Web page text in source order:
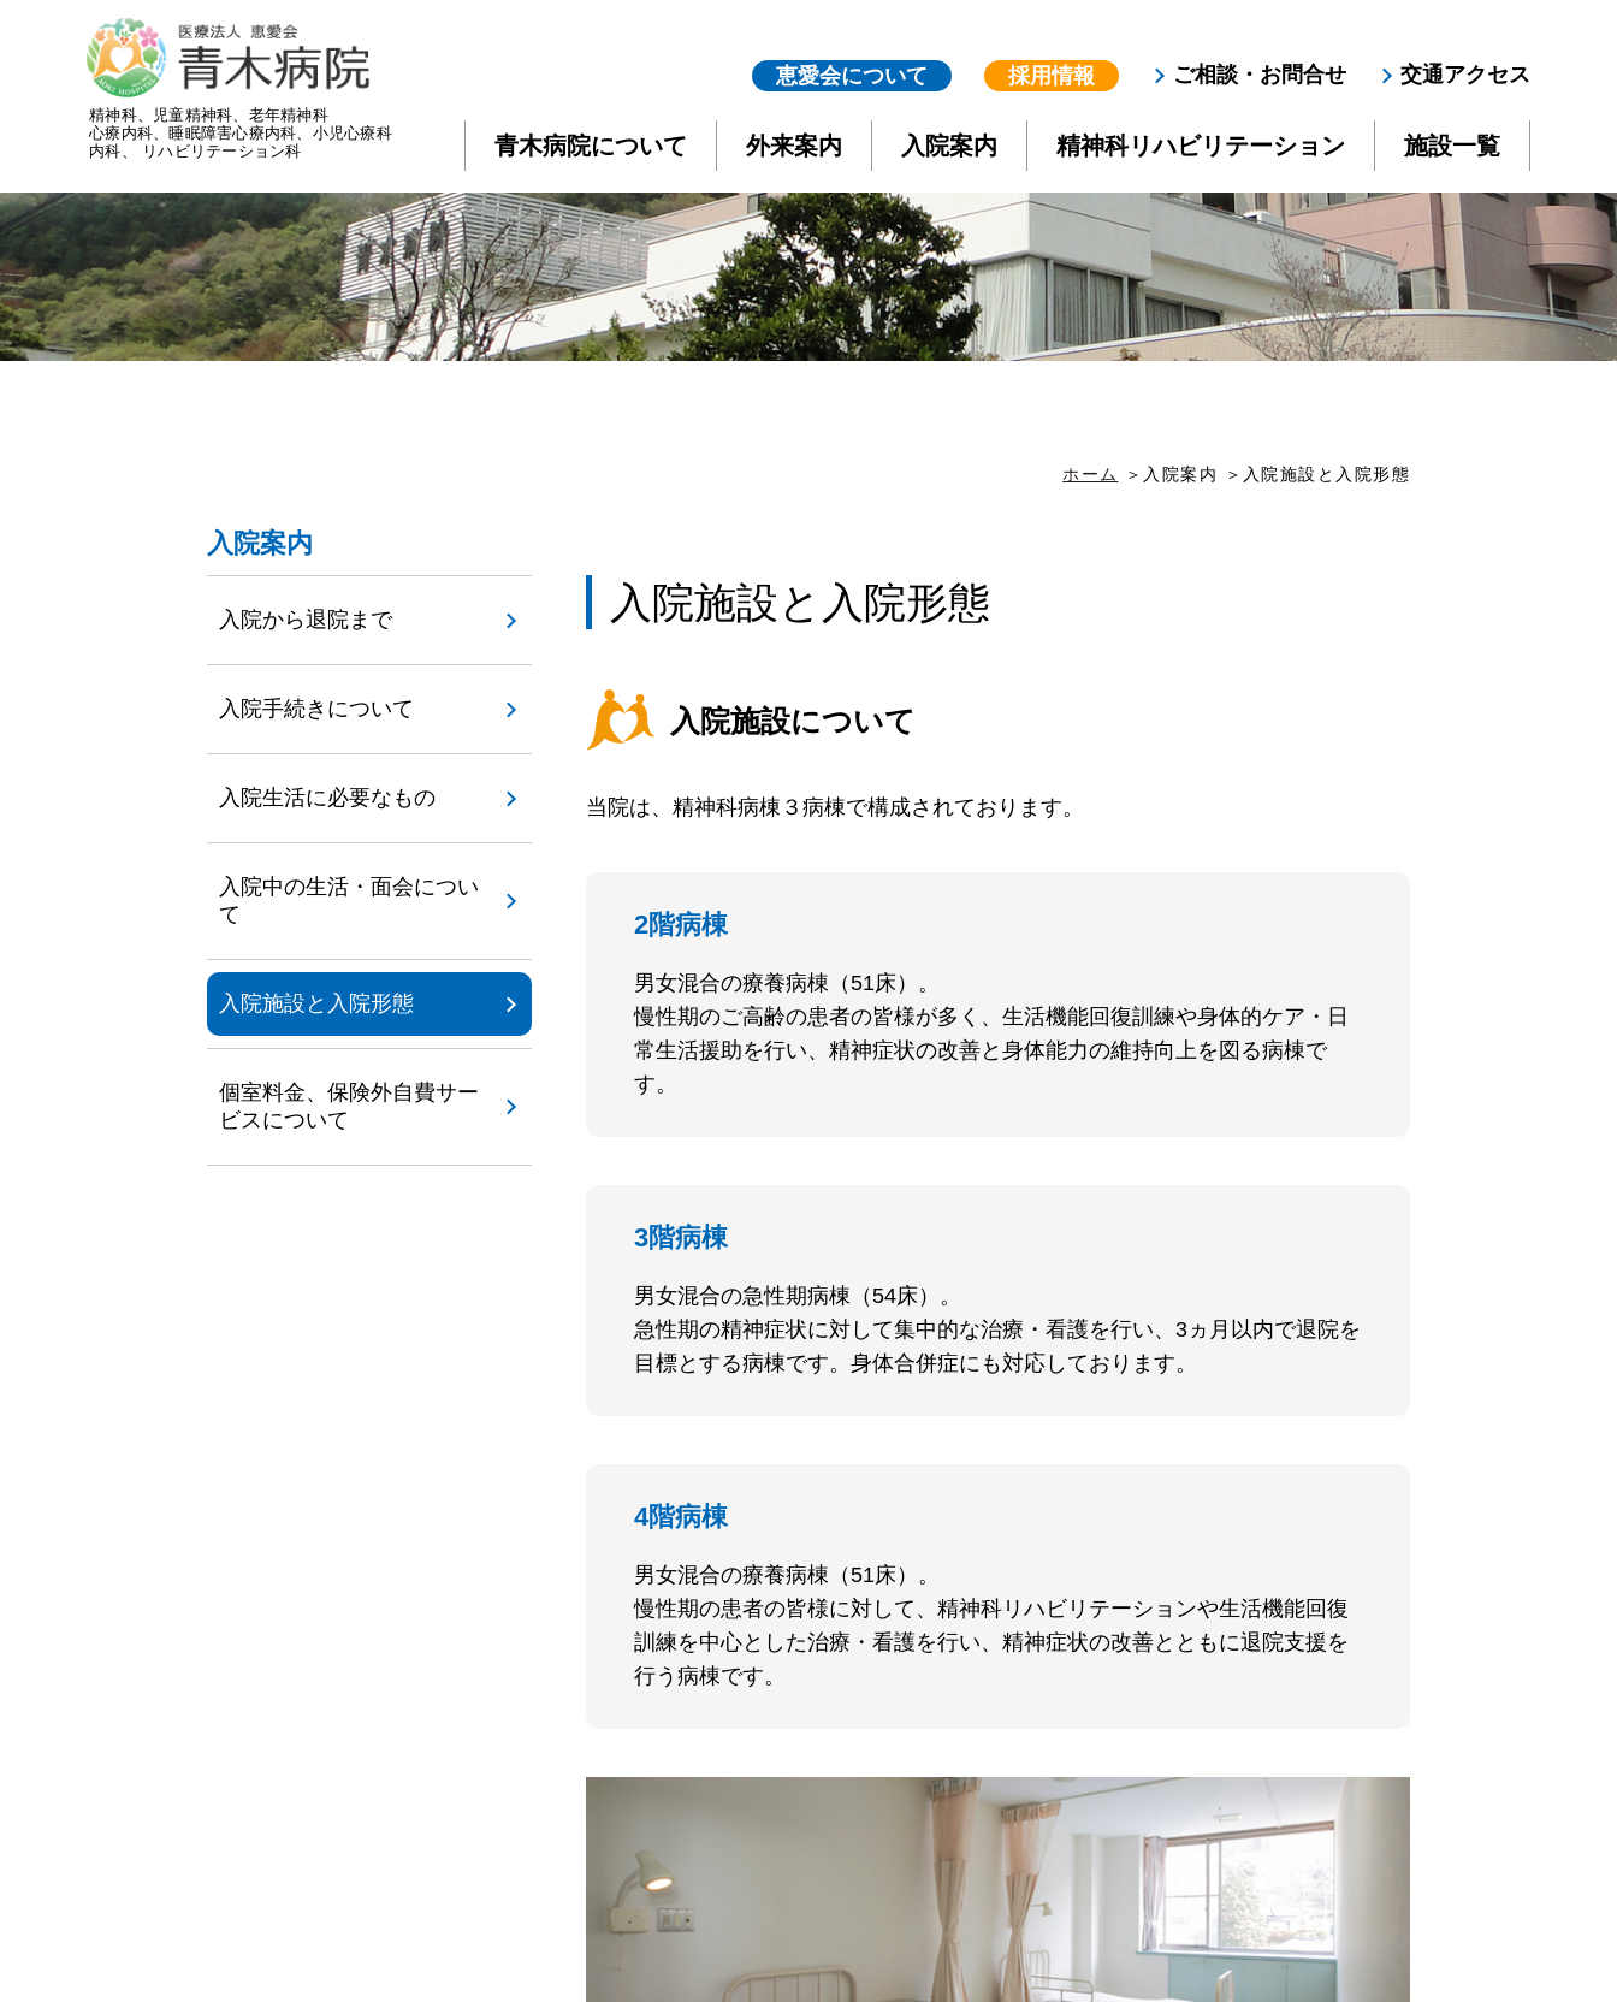
精神科、児童精神科、老年精神科
心療内科、睡眠障害心療内科、小児心療科
内科、 リハビリテーション科
恵愛会について 採用情報 ご相談・お問合せ 交通アクセス
青木病院について 外来案内 入院案内 精神科リハビリテーション 施設一覧
ホーム 入院案内 入院施設と入院形態
入院施設と入院形態
入院施設について
当院は、精神科病棟３病棟で構成されております。
2階病棟
男女混合の療養病棟（51床）。
慢性期のご高齢の患者の皆様が多く、生活機能回復訓練や身体的ケア・日
常生活援助を行い、精神症状の改善と身体能力の維持向上を図る病棟で
す。
3階病棟
男女混合の急性期病棟（54床）。
急性期の精神症状に対して集中的な治療・看護を行い、3ヵ月以内で退院を
目標とする病棟です。身体合併症にも対応しております。
4階病棟
男女混合の療養病棟（51床）。
慢性期の患者の皆様に対して、精神科リハビリテーションや生活機能回復
訓練を中心とした治療・看護を行い、精神症状の改善とともに退院支援を
行う病棟です。
入院案内
入院から退院まで
入院手続きについて
入院生活に必要なもの
入院中の生活・面会につい
て
入院施設と入院形態
個室料金、保険外自費サー
ビスについて